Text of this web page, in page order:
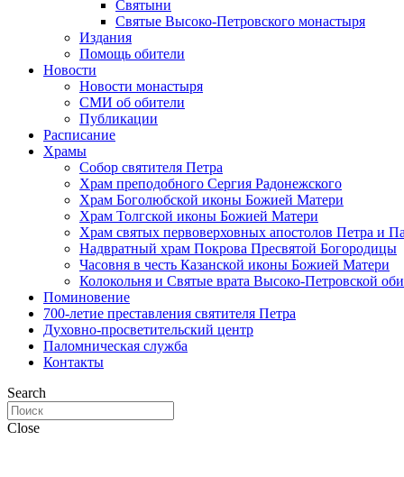
Святыни
Святые Высоко-Петровского монастыря
Издания
Помощь обители
Новости
Новости монастыря
СМИ об обители
Публикации
Расписание
Храмы
Собор святителя Петра
Храм преподобного Сергия Радонежского
Храм Боголюбской иконы Божией Матери
Храм Толгской иконы Божией Матери
Храм святых первоверховных апостолов Петра и
Надвратный храм Покрова Пресвятой Богородицы
Часовня в честь Казанской иконы Божией Матери
Колокольня и Святые врата Высоко-Петровской
Поминовение
700-летие преставления святителя Петра
Духовно-просветительский центр
Паломническая служба
Контакты
Search
Close